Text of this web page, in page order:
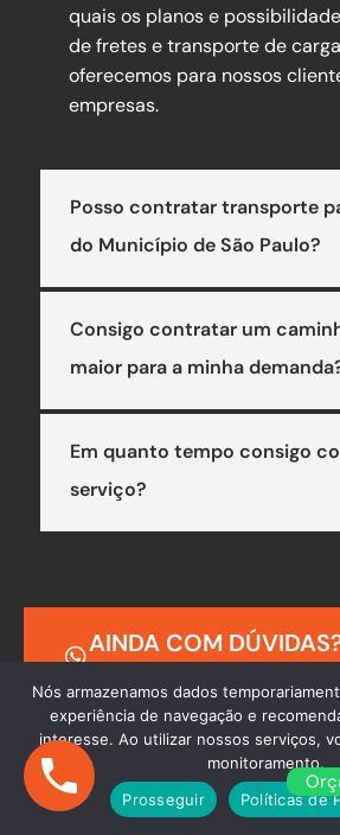
quais os planos e
de fretes e transporte de
oferecemos para nossos
empresas.
Posso contratar transporte
do Município de São Paulo?
Consigo contratar um
maior para a minha
Em quanto tempo consigo
serviço?
AINDA COM
CONTATO
Nós armazenamos dados
experiência de navegação e
interesse. Ao utilizar nossos serviços,
monitoramento.
Prosseguir
Políticas de